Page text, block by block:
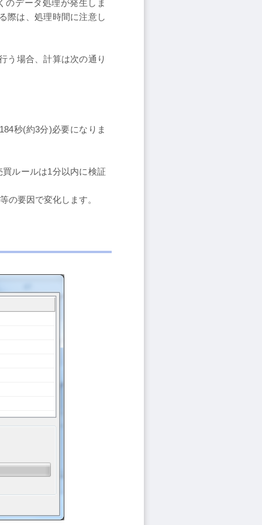
のデータ処理が発生しま
際は、処理時間に注意し
う場合、計算は次の通り
秒(約3分)必要になりま
ルールは1分以内に検証
の要因で変化します。